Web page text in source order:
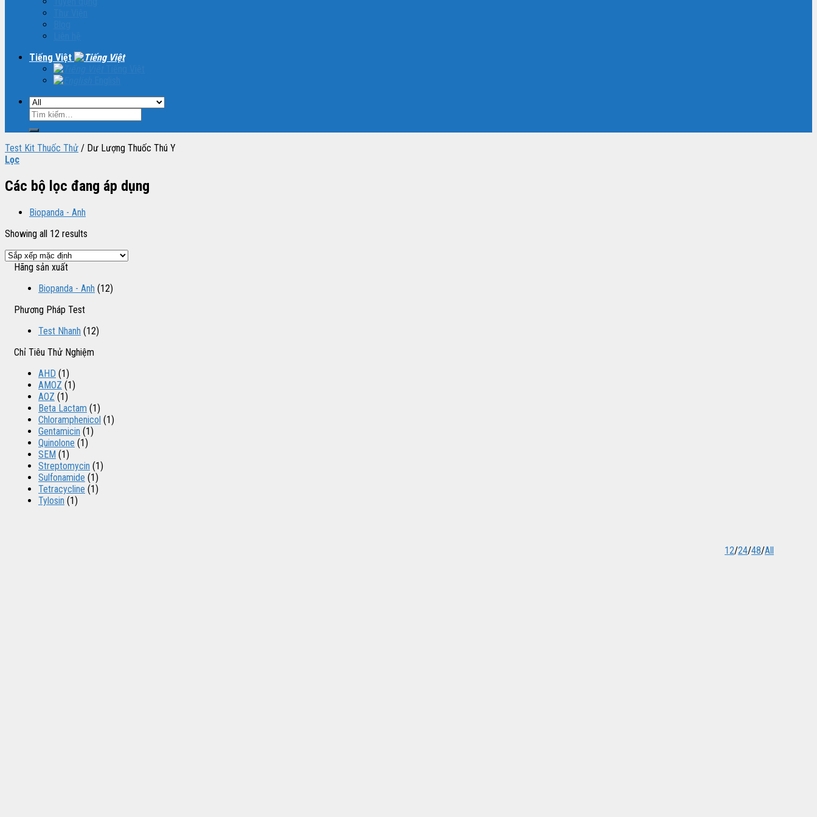
Tiếng Việt
Tìm
kiếm:
Test Kit Thuốc Thử / Dư Lượng Thuốc Thú Y
Lọc
Các bộ lọc đang áp dụng
Biopanda - Anh
Showing all 12 results
Hãng sản xuất
Biopanda - Anh (12)
Phương Pháp Test
Test Nhanh (12)
Chỉ Tiêu Thử Nghiệm
AHD (1)
AMOZ (1)
AOZ (1)
Beta Lactam (1)
Chloramphenicol (1)
Gentamicin (1)
Quinolone (1)
SEM (1)
Streptomycin (1)
Sulfonamide (1)
Tetracycline (1)
Tylosin (1)
12/24/48/All